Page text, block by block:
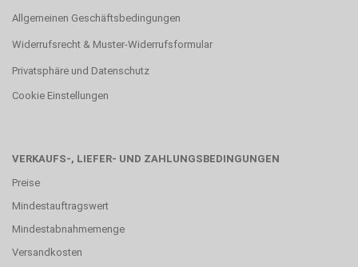
Allgemeinen Geschäftsbedingungen
Widerrufsrecht & Muster-Widerrufsformular
Privatsphäre und Datenschutz
Cookie Einstellungen
VERKAUFS-, LIEFER- UND ZAHLUNGSBEDINGUNGEN
Preise
Mindestauftragswert
Mindestabnahmemenge
Versandkosten